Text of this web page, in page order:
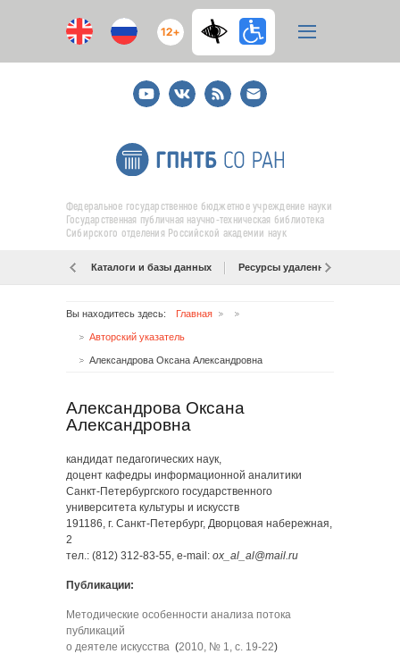
12+
YoutubeВКонтакте
RSS
E-
mail
подписка
Федеральное государственное бюджетное учреждение науки
Государственная публичная научно-техническая библиотека
Сибирского отделения Российской академии наук
Каталоги и базы данных Ресурсы удаленного доступа
Вы находитесь здесь: Главная
Авторский указатель
Александрова Оксана Александровна
Александрова Оксана
Александровна
кандидат педагогических наук,
доцент кафедры информационной аналитики
Санкт-Петербургского государственного
университета культуры и искусств
191186, г. Санкт-Петербург, Дворцовая набережная,
2
тел.: (812) 312-83-55, e-mail: ox_al_al@mail.ru
Публикации:
Методические особенности анализа потока
публикаций
о деятеле искусства (2010, № 1, с. 19-22)